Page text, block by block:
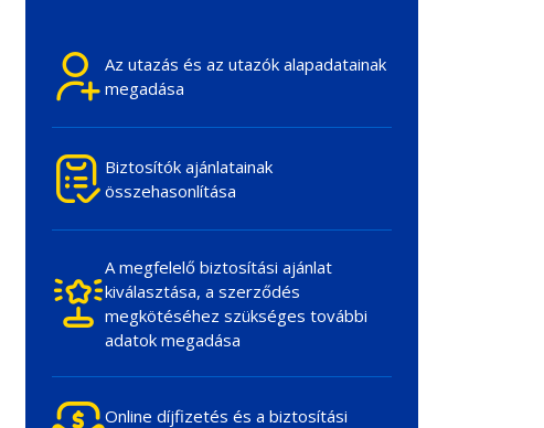
Az utazás és az utazók alapadatainak
megadása
Biztosítók ajánlatainak
összehasonlítása
A megfelelő biztosítási ajánlat
kiválasztása, a szerződés
megkötéséhez szükséges további
adatok megadása
Online díjfizetés és a biztosítási